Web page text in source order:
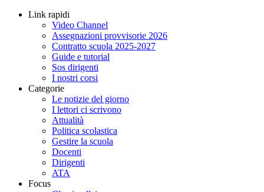
Link rapidi
Video Channel
Assegnazioni provvisorie 2026
Contratto scuola 2025-2027
Guide e tutorial
Sos dirigenti
I nostri corsi
Categorie
Le notizie del giorno
I lettori ci scrivono
Attualità
Politica scolastica
Gestire la scuola
Docenti
Dirigenti
ATA
Focus